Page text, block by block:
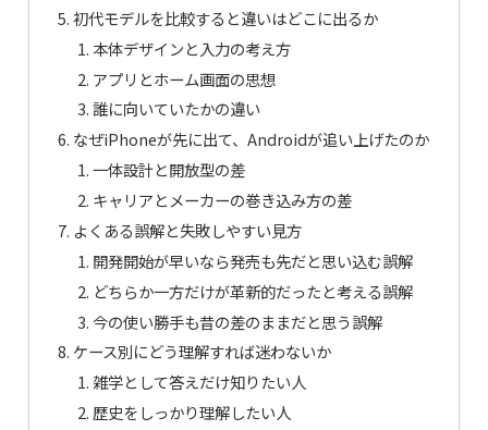
初代モデルを比較すると違いはどこに出るか
本体デザインと入力の考え方
アプリとホーム画面の思想
誰に向いていたかの違い
なぜiPhoneが先に出て、Androidが追い上げたのか
一体設計と開放型の差
キャリアとメーカーの巻き込み方の差
よくある誤解と失敗しやすい見方
開発開始が早いなら発売も先だと思い込む誤解
どちらか一方だけが革新的だったと考える誤解
今の使い勝手も昔の差のままだと思う誤解
ケース別にどう理解すれば迷わないか
雑学として答えだけ知りたい人
歴史をしっかり理解したい人